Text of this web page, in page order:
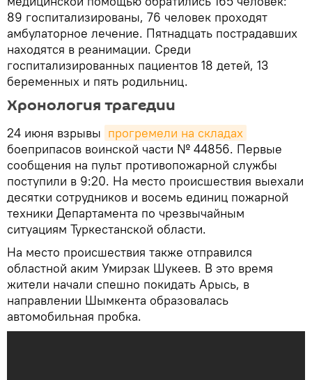
89 госпитализированы, 76 человек проходят
амбулаторное лечение. Пятнадцать пострадавших
находятся в реанимации. Среди
госпитализированных пациентов 18 детей, 13
беременных и пять родильниц.
Хронология трагедии
24 июня взрывы прогремели на складах
боеприпасов воинской части № 44856. Первые
сообщения на пульт противопожарной службы
поступили в 9:20. На место происшествия выехали
десятки сотрудников и восемь единиц пожарной
техники Департамента по чрезвычайным
ситуациям Туркестанской области.
На место происшествия также отправился
областной аким Умирзак Шукеев. В это время
жители начали спешно покидать Арысь, в
направлении Шымкента образовалась
автомобильная пробка.